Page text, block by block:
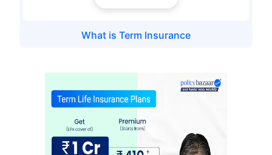
What is Term Insurance
*₹434/నెల 1 కోటి టర్మ్ లైఫ్ ఇన్సూరెన్స్‌కు ప్రారంభ ధర — పొగాకు తాగని, ముందే ఉన్న
వ్యాధులు లేని వ్యక్తికి, 36 సంవత్సరాల వయసు వరకు కవరేజ్. *₹630/నెల 1 కోటి టర్మ్
సంవత్సరాల వయసు వరకు కవరేజ్. . *₹1,376/నెల 1 కోటి టర్మ్ లైఫ్ ఇన్సూరెన్స్‌కు ప్రారంభ
ధర — పొగాకు తాగని, ముందే ఉన్న వ్యాధులు లేని వ్యక్తికి, 56 సంవత్సరాల వయసు వరకు